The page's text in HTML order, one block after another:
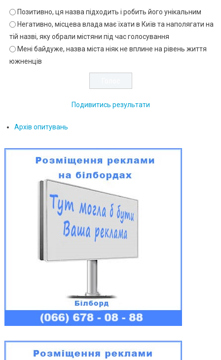
Позитивно, ця назва підходить і робить його унікальним
Негативно, місцева влада має їхати в Київ та наполягати на
тій назві, яку обрали містяни під час голосування
Мені байдуже, назва міста ніяк не вплине на рівень життя
южненців
Подивитись результати
Архів опитувань